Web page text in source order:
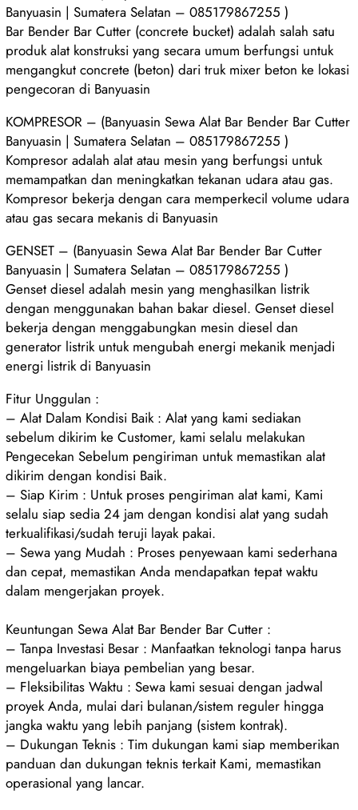
Banyuasin | Sumatera Selatan – 085179867255 )
Bar Bender Bar Cutter (concrete bucket) adalah salah satu
produk alat konstruksi yang secara umum berfungsi untuk
mengangkut concrete (beton) dari truk mixer beton ke lokasi
pengecoran di Banyuasin
KOMPRESOR – (Banyuasin Sewa Alat Bar Bender Bar Cutter
Banyuasin | Sumatera Selatan – 085179867255 )
Kompresor adalah alat atau mesin yang berfungsi untuk
memampatkan dan meningkatkan tekanan udara atau gas.
Kompresor bekerja dengan cara memperkecil volume udara
atau gas secara mekanis di Banyuasin
GENSET – (Banyuasin Sewa Alat Bar Bender Bar Cutter
Banyuasin | Sumatera Selatan – 085179867255 )
Genset diesel adalah mesin yang menghasilkan listrik
dengan menggunakan bahan bakar diesel. Genset diesel
bekerja dengan menggabungkan mesin diesel dan
generator listrik untuk mengubah energi mekanik menjadi
energi listrik di Banyuasin
Fitur Unggulan :
– Alat Dalam Kondisi Baik : Alat yang kami sediakan
sebelum dikirim ke Customer, kami selalu melakukan
Pengecekan Sebelum pengiriman untuk memastikan alat
dikirim dengan kondisi Baik.
– Siap Kirim : Untuk proses pengiriman alat kami, Kami
selalu siap sedia 24 jam dengan kondisi alat yang sudah
terkualifikasi/sudah teruji layak pakai.
– Sewa yang Mudah : Proses penyewaan kami sederhana
dan cepat, memastikan Anda mendapatkan tepat waktu
dalam mengerjakan proyek.
Keuntungan Sewa Alat Bar Bender Bar Cutter :
– Tanpa Investasi Besar : Manfaatkan teknologi tanpa harus
mengeluarkan biaya pembelian yang besar.
– Fleksibilitas Waktu : Sewa kami sesuai dengan jadwal
proyek Anda, mulai dari bulanan/sistem reguler hingga
jangka waktu yang lebih panjang (sistem kontrak).
– Dukungan Teknis : Tim dukungan kami siap memberikan
panduan dan dukungan teknis terkait Kami, memastikan
operasional yang lancar.